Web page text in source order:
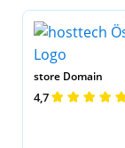
store Domain
4,7